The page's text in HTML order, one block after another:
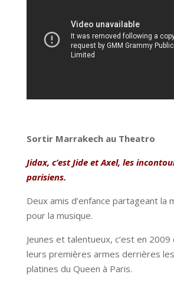
Sortir Marrakech au Theatro
Jidax, c’est Jide et Axel, les
parisiens.
Deux amis d’enfance partageant la
pour la musique.
Jeunes et talentueux, c’est en 2009
leurs premières armes derrières
platines du Queen à Paris.